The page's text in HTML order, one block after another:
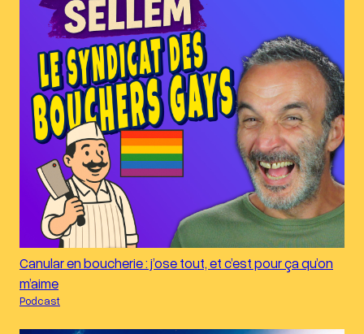
Canular en boucherie : j’ose tout, et c’est pour ça qu’on
m’aime
Podcast